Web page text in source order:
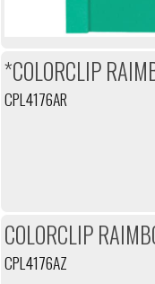
*COLORCLIP
CPL4176AR
COLORCLIP
CPL4176AZ